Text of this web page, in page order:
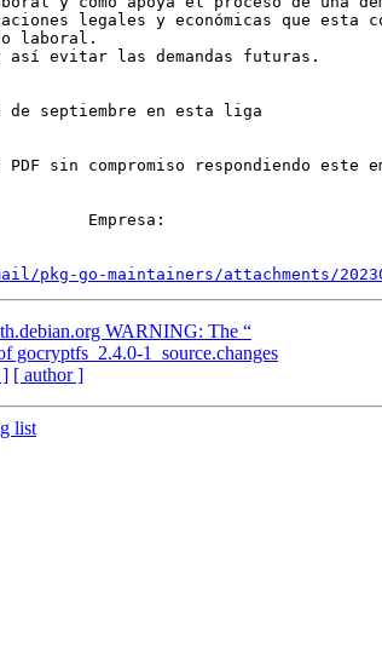
legales y económicas que esta
laboral.
evitar las demandas futuras.
septiembre en esta liga
sin compromiso respondiendo este
Empresa:
go-maintainers/attachments/
WARNING: The “
gocryptfs_2.4.0-1_source.changes
] [ author ]
list